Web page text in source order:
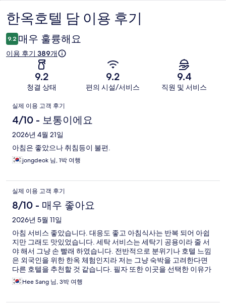
이
용
후
한옥호텔 담 이용 후기
9.2 매우 훌륭해요
이용 후기 389개
9.2
청결 상태
9.2
편의 시설/서비스
9.4
직원 및 서비스
이
용
후
기
실제 이용 고객 후기
4/10 - 보통이에요
2026년 4월 21일
아침은 좋았으나 취침등이 불편.
jongdeok 님, 1박 여행
실제 이용 고객 후기
8/10 - 매우 좋아요
2026년 5월 11일
아침 서비스 좋았습니다. 대응도 좋고 아침식사는 반복 되어 아쉽
지만 그래도 맛있었습니다. 세탁 서비스는 세탁기 공용이라 줄 서
야 해서 그냥 손 빨래 하였습니다. 전반적으로 분위기나 호텔 느낌
은 외국인을 위한 한옥 체험인지라 저는 그냥 숙박을 고려한다면
다른 호텔을 추천할 것 같습니다. 필자 또한 이곳을 선택한 이유가
궁과 가까운점, 한옥호텔의 호기심으로 선택하였습니다. 총평은
호기심으로 경험하긴 좋으나, 한국 사람들 보다 외국인을 추천하
Hee Sang 님, 3박 여행